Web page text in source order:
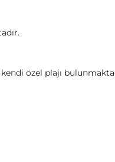
özel plajı